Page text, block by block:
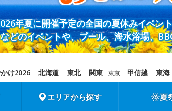
年夏に開催予定の全国の夏休みイベン
どのイベントや、プール、海水浴場、
け2026 北海道 東北 関東 東京 甲信越 東海
エリアから探す 夏